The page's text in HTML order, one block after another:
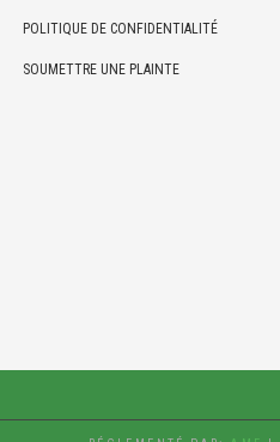
POLITIQUE DE CONFIDENTIALITÉ
SOUMETTRE UNE PLAINTE